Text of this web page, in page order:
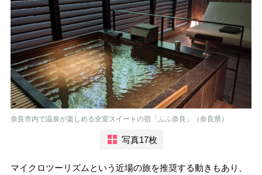
奈良市内で温泉が楽しめる全室スイートの宿「ふふ奈良」（奈良県）
写真17枚
マイクロツーリズムという近場の旅を推奨する動きもあり、